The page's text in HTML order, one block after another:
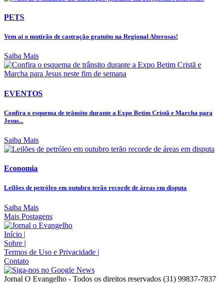
PETS
Vem aí o mutirão de castração gratuito na Regional Alterosas!
Saiba Mais
EVENTOS
Confira o esquema de trânsito durante a Expo Betim Cristã e Marcha para
Jesus...
Saiba Mais
Economia
Leilões de petróleo em outubro terão recorde de áreas em disputa
Saiba Mais
Mais Postagens
Início |
Sobre |
Termos de Uso e Privacidade |
Contato
Jornal O Evangelho - Todos os direitos reservados (31) 99837-7837